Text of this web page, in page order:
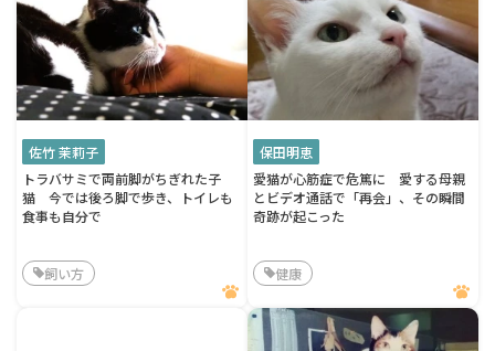
佐竹 茉莉子
トラバサミで両前脚がちぎれた子
猫 今では後ろ脚で歩き、トイレも
食事も自分で
飼い方
保田明恵
愛猫が心筋症で危篤に 愛する母親
とビデオ通話で「再会」、その瞬間
奇跡が起こった
健康